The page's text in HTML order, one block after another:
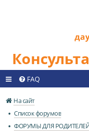
FAQ
На сайт
Список форумов
ФОРУМЫ ДЛЯ